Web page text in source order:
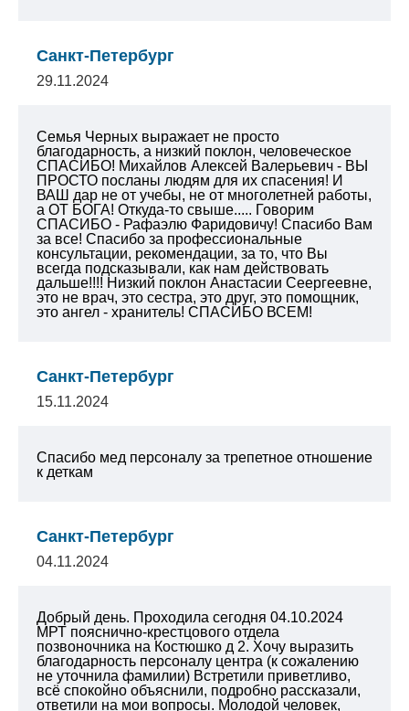
Санкт-Петербург
29.11.2024
Семья Черных выражает не просто
благодарность, а низкий поклон, человеческое
СПАСИБО! Михайлов Алексей Валерьевич - ВЫ
ПРОСТО посланы людям для их спасения! И
ВАШ дар не от учебы, не от многолетней работы,
а ОТ БОГА! Откуда-то свыше..... Говорим
СПАСИБО - Рафаэлю Фаридовичу! Спасибо Вам
за все! Спасибо за профессиональные
консультации, рекомендации, за то, что Вы
всегда подсказывали, как нам действовать
дальше!!!! Низкий поклон Анастасии Сеергеевне,
это не врач, это сестра, это друг, это помощник,
это ангел - хранитель! СПАСИБО ВСЕМ!
Санкт-Петербург
15.11.2024
Спасибо мед персоналу за трепетное отношение
к деткам
Санкт-Петербург
04.11.2024
Добрый день. Проходила сегодня 04.10.2024
МРТ пояснично-крестцового отдела
позвоночника на Костюшко д 2. Хочу выразить
благодарность персоналу центра (к сожалению
не уточнила фамилии) Встретили приветливо,
всё спокойно объяснили, подробно рассказали,
ответили на мои вопросы. Молодой человек,